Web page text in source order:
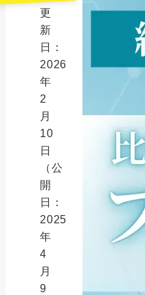
更
新
日：
2026
年
2
月
10
日
（公
開
日：
2025
年
4
月
9